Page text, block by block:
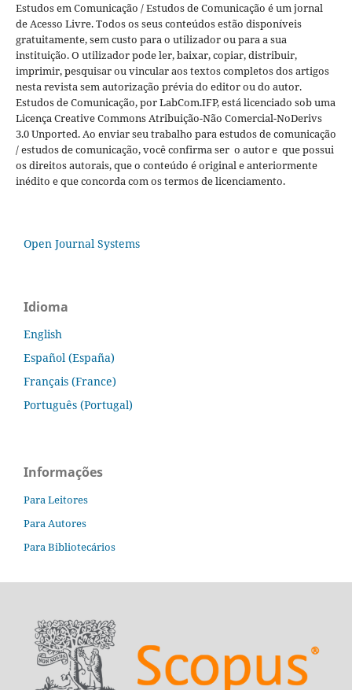
Estudos em Comunicação / Estudos de Comunicação é um jornal
de Acesso Livre. Todos os seus conteúdos estão disponíveis
gratuitamente, sem custo para o utilizador ou para a sua
instituição. O utilizador pode ler, baixar, copiar, distribuir,
imprimir, pesquisar ou vincular aos textos completos dos artigos
nesta revista sem autorização prévia do editor ou do autor.
Estudos de Comunicação, por LabCom.IFP, está licenciado sob uma
Licença Creative Commons Atribuição-Não Comercial-NoDerivs
3.0 Unported. Ao enviar seu trabalho para estudos de comunicação
/ estudos de comunicação, você confirma ser o autor e que possui
os direitos autorais, que o conteúdo é original e anteriormente
inédito e que concorda com os termos de licenciamento.
Open Journal Systems
Idioma
English
Español (España)
Français (France)
Português (Portugal)
Informações
Para Leitores
Para Autores
Para Bibliotecários